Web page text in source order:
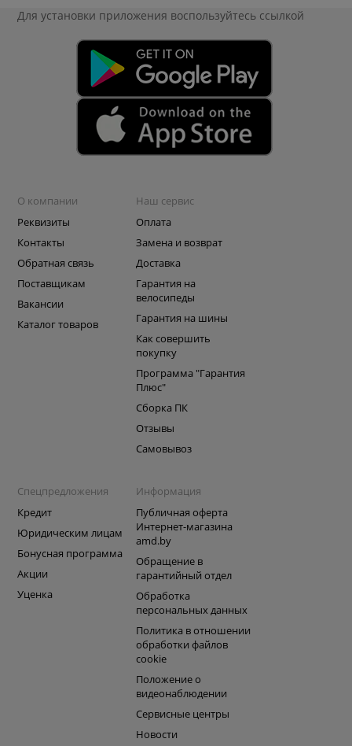
Для установки приложения воспользуйтесь ссылкой
О компании
Реквизиты
Контакты
Обратная связь
Поставщикам
Вакансии
Каталог товаров
Наш сервис
Оплата
Замена и возврат
Доставка
Гарантия на
велосипеды
Гарантия на шины
Как совершить
покупку
Программа "Гарантия
Плюс"
Сборка ПК
Отзывы
Самовывоз
Спецпредложения
Кредит
Юридическим лицам
Бонусная программа
Акции
Уценка
Информация
Публичная оферта
Интернет-магазина
amd.by
Обращение в
гарантийный отдел
Обработка
персональных данных
Политика в отношении
обработки файлов
cookie
Положение о
видеонаблюдении
Сервисные центры
Новости